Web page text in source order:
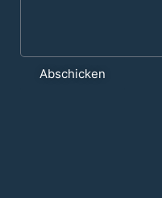
Abschicken